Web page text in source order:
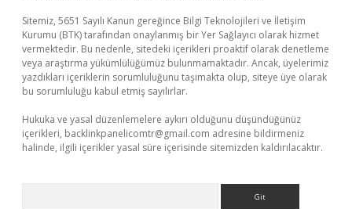
Sitemiz, 5651 Sayılı Kanun gereğince Bilgi Teknolojileri ve İletişim
Kurumu (BTK) tarafından onaylanmış bir Yer Sağlayıcı olarak hizmet
vermektedir. Bu nedenle, sitedeki içerikleri proaktif olarak denetleme
veya araştırma yükümlülüğümüz bulunmamaktadır. Ancak, üyelerimiz
yazdıkları içeriklerin sorumluluğunu taşımakta olup, siteye üye olarak
bu sorumluluğu kabul etmiş sayılırlar.
Hukuka ve yasal düzenlemelere aykırı olduğunu düşündüğünüz
içerikleri, backlinkpanelicomtr@gmail.com adresine bildirmeniz
halinde, ilgili içerikler yasal süre içerisinde sitemizden kaldırılacaktır.